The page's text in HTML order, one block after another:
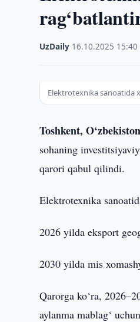
UzDaily 16.10.2025 15:40
Elektrotexnika sanoatida
Toshkent,
sohaning
qarori qabul qilindi.
Elektrotexnika
2026 yilda eksport
2030 yilda mis
Qarorga ko‘ra,
aylanma mablag‘